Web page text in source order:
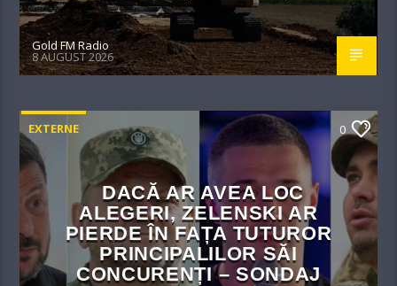
Gold FM Radio
8 AUGUST 2026
EXTERNE 0
DACĂ AR AVEA LOC
ALEGERI, ZELENSKI AR
PIERDE ÎN FAȚA TUTUROR
PRINCIPALILOR SĂI
CONCURENȚI – SONDAJ